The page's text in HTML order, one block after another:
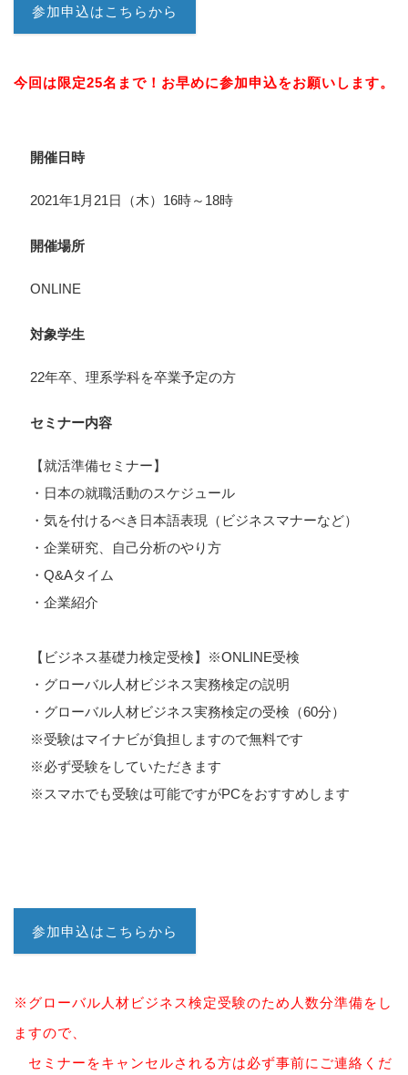
参加申込はこちらから
今回は限定25名まで！お早めに参加申込をお願いします。
開催日時
2021年1月21日（木）16時～18時
開催場所
ONLINE
対象学生
22年卒、理系学科を卒業予定の方
セミナー内容
【就活準備セミナー】
・日本の就職活動のスケジュール
・気を付けるべき日本語表現（ビジネスマナーなど）
・企業研究、自己分析のやり方
・Q&Aタイム
・企業紹介
【ビジネス基礎力検定受検】※ONLINE受検
・グローバル人材ビジネス実務検定の説明
・グローバル人材ビジネス実務検定の受検（60分）
※受験はマイナビが負担しますので無料です
※必ず受験をしていただきます
※スマホでも受験は可能ですがPCをおすすめします
参加申込はこちらから
※グローバル人材ビジネス検定受験のため人数分準備をし
ますので、
セミナーをキャンセルされる方は必ず事前にご連絡くだ